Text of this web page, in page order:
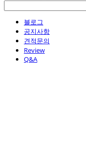
블로그
공지사항
견적문의
Review
Q&A